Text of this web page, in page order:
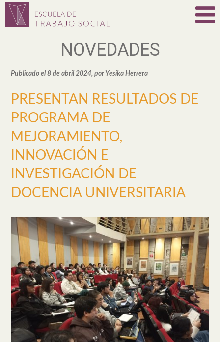
NOVEDADES
Publicado el 8 de abril 2024, por Yesika Herrera
PRESENTAN RESULTADOS DE
PROGRAMA DE
MEJORAMIENTO,
INNOVACIÓN E
INVESTIGACIÓN DE
DOCENCIA UNIVERSITARIA